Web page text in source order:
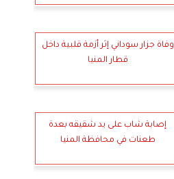
وفاة جزار سوداني إثر أزمة قلبية داخل
قطار المنيا
إصابة شاب على يد شقيقه بعدة
طعنات في محافظة المنيا